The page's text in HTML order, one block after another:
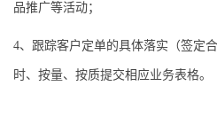
品推广等活动；
4、跟踪客户定单的具体落实（签定
时、按量、按质提交相应业务表格。